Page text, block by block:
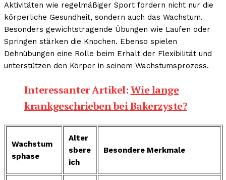
Aktivitäten wie regelmäßiger Sport fördern nicht nur die
körperliche Gesundheit, sondern auch das Wachstum.
Besonders gewichtstragende Übungen wie Laufen oder
Springen stärken die Knochen. Ebenso spielen
Dehnübungen eine Rolle beim Erhalt der Flexibilität und
unterstützen den Körper in seinem Wachstumsprozess.
Interessanter Artikel:Wie lange
krankgeschrieben bei Bakerzyste?
Wachstum
sphase
Alter
sbere
ich
Besondere Merkmale